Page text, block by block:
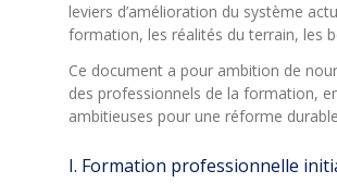
leviers d’amélioration du système
formation, les réalités du terrain, les
Ce document a pour ambition de
des professionnels de la formation,
ambitieuses pour une réforme
I. Formation professionnelle